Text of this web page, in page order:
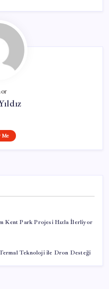
Me
Kent Park Projesi Hızla İlerliyor
Teknoloji ile Dron Desteği